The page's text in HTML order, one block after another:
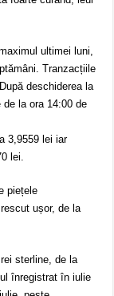
ultimei luni,
Tranzacțiile
deschiderea la
la ora 14:00 de
3,9559 lei iar
lei.
piețele
ușor, de la
sterline, de la
înregistrat în iulie